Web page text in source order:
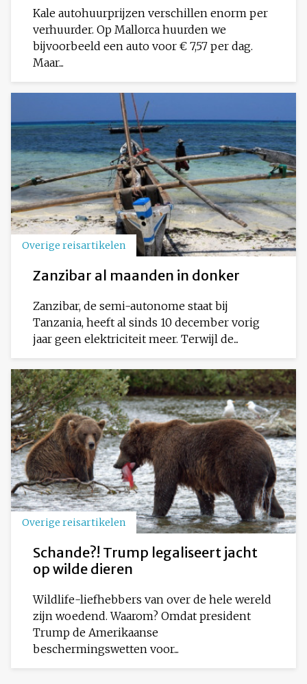
Kale autohuurprijzen verschillen enorm per
verhuurder. Op Mallorca huurden we
bijvoorbeeld een auto voor € 7,57 per dag.
Maar...
Overige reisartikelen
Zanzibar al maanden in donker
Zanzibar, de semi-autonome staat bij
Tanzania, heeft al sinds 10 december vorig
jaar geen elektriciteit meer. Terwijl de...
Overige reisartikelen
Schande?! Trump legaliseert jacht
op wilde dieren
Wildlife-liefhebbers van over de hele wereld
zijn woedend. Waarom? Omdat president
Trump de Amerikaanse
beschermingswetten voor...